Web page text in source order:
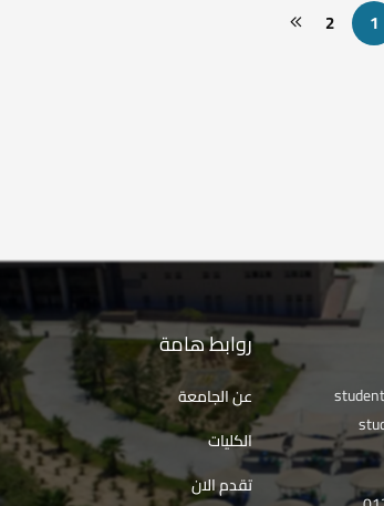
1
2
روابط هامة
عن الجامعة
الكليات
تقدم الان